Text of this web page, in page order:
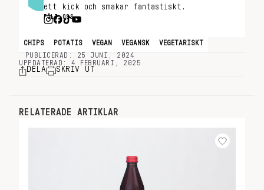
ett kick och smakar fantastiskt.
FÖLJ OSS
CHIPS POTATIS VEGAN VEGANSK
VEGETARISKT
PUBLICERAD: 25 JUNI, 2024
UPPDATERAD: 4 FEBRUARI, 2025
DELA SKRIV UT
RELATERADE ARTIKLAR